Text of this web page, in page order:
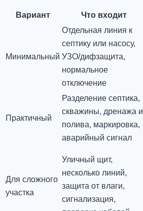
Вариант Что входит
Минимальный
Отдельная линия к
септику или насосу,
УЗО/дифзащита,
нормальное
отключение
Практичный
Разделение септика,
скважины, дренажа и
полива, маркировка,
аварийный сигнал
Для сложного
участка
Уличный щит,
несколько линий,
защита от влаги,
сигнализация,